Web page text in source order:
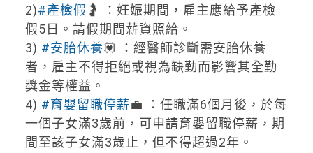
2)#產檢假 🤰 ：妊娠期間，雇主應給予產檢
假5日。請假期間薪資照給。
3) #安胎休養💟 ：經醫師診斷需安胎休養
者，雇主不得拒絕或視為缺勤而影響其全勤
獎金等權益。
4) #育嬰留職停薪💼 ：任職滿6個月後，於每
一個子女滿3歲前，可申請育嬰留職停薪，期
間至該子女滿3歲止，但不得超過2年。